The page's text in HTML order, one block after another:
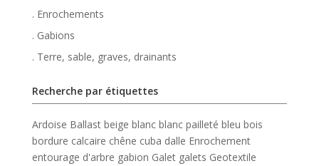
. Enrochements
. Gabions
. Terre, sable, graves, drainants
Recherche par étiquettes
Ardoise Ballast beige blanc blanc pailleté bleu bois
bordure calcaire chêne cuba dalle Enrochement
entourage d'arbre gabion Galet galets Geotextile